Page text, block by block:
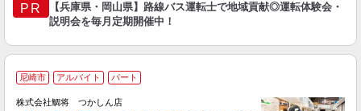
PR
【兵庫県・岡山県】路線バス運転士で地域貢献◎運転体験会・
説明会を毎月定期開催中！
尼崎市 アルバイト パート
株式会社鯛将 つかしん店